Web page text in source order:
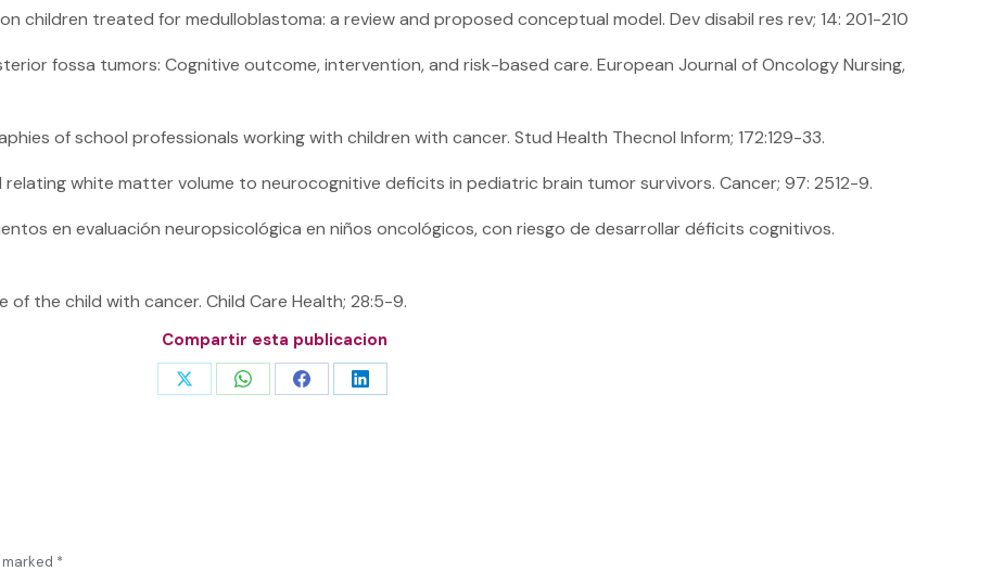
children treated for medulloblastoma: a review and proposed conceptual model. Dev disabil res rev; 14: 201-210
fossa tumors: Cognitive outcome, intervention, and risk-based care. European Journal of Oncology Nursing,
of school professionals working with children with cancer. Stud Health Thecnol Inform; 172:129-33.
relating white matter volume to neurocognitive deficits in pediatric brain tumor survivors. Cancer; 97: 2512-9.
en evaluación neuropsicológica en niños oncológicos, con riesgo de desarrollar déficits cognitivos.
of the child with cancer. Child Care Health; 28:5-9.
Compartir esta publicacion
Share Share Share Share
*